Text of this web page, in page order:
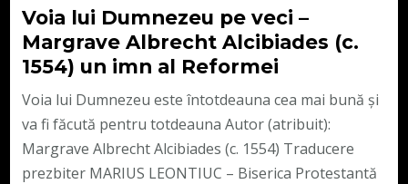
Voia lui Dumnezeu pe veci –
Margrave Albrecht Alcibiades (c.
1554) un imn al Reformei
Voia lui Dumnezeu este întotdeauna cea mai bună și
va fi făcută pentru totdeauna Autor (atribuit):
Margrave Albrecht Alcibiades (c. 1554) Traducere
prezbiter MARIUS LEONTIUC – Biserica Protestantă